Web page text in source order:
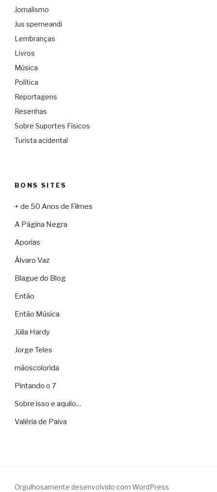
Jornalismo
Jus sperneandi
Lembranças
Livros
Música
Política
Reportagens
Resenhas
Sobre Suportes Físicos
Turista acidental
BONS SITES
+ de 50 Anos de Filmes
A Página Negra
Aporias
Álvaro Vaz
Blague do Blog
Então
Então Música
Júlia Hardy
Jorge Teles
mãoscolorida
Pintando o 7
Sobre isso e aquilo…
Valéria de Paiva
Orgulhosamente desenvolvido com WordPress